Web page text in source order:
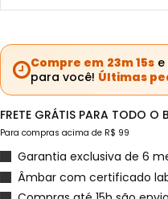
Compre em 23m 13s
para você! Últimas
FRETE GRÁTIS PARA TODO O
Para compras acima de R$ 99
Garantia exclusiva de 6
Âmbar com certificado